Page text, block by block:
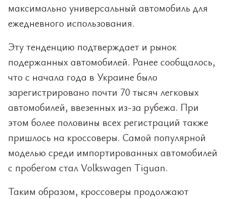
максимально универсальный автомобиль для
ежедневного использования.
Эту тенденцию подтверждает и рынок
подержанных автомобилей. Ранее сообщалось,
что с начала года в Украине было
зарегистрировано почти 70 тысяч легковых
автомобилей, ввезенных из-за рубежа. При
этом более половины всех регистраций также
пришлось на кроссоверы. Самой популярной
моделью среди импортированных автомобилей
с пробегом стал Volkswagen Tiguan.
Таким образом, кроссоверы продолжают